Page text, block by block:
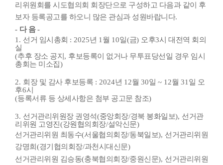
리위원회를 시도협의회 회장단으로 구성하고 다음과 같이 후
보자 등록공고를 하오니 많은 관심과 성원바랍니다.
- 다 음-
1. 선거 임시총회 : 2025년 1 월 10일(금) 오후3시 대전역 회의
실
(추후 장소 공지 , 후보등록이 없거나 무투표당선일 경우 임시
총회는 미소집)
2. 회장 및 감사 후보등록 : 2024년 12월 30일 ~ 12월 31 일 오
후6시
(등록서류 등 상세사항은 첨부 공고문 참조)
3. 선거관리위원장 권영석(중앙회장/경북 봉화일보), 선거관
리위원 고영진 (강원협의회장/설악신문)
선거관리위원 최동수(서울협의회장/동북일보), 선거관리위원
강명희 (경기협의회장/과천시대신문)
선거관리위원 김승동(충북협의회장/중원신문), 선거관리위원